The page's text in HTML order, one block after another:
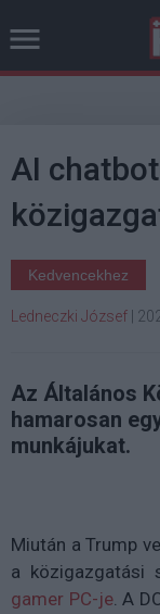
AI
Kedvencekhez
Ledneczki József
Az Általános
hamarosan
munkájukat.
Miután a Trump
a közigazgatási
gamer PC-je. A